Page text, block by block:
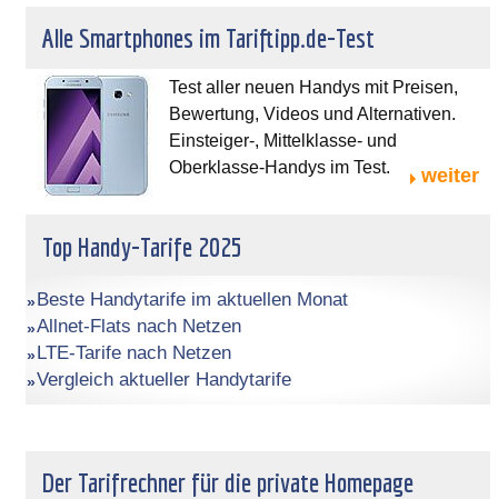
Alle Smartphones im Tariftipp.de-Test
Test aller neuen Handys mit Preisen,
Bewertung, Videos und Alternativen.
Einsteiger-, Mittelklasse- und
Oberklasse-Handys im Test.
weiter
Top Handy-Tarife 2025
Beste Handytarife im aktuellen Monat
Allnet-Flats nach Netzen
LTE-Tarife nach Netzen
Vergleich aktueller Handytarife
Der Tarifrechner für die private Homepage